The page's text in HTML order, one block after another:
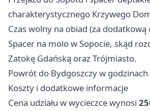
charakterystycznego Krzywego
Czas wolny na obiad (za dodatkową
Spacer na molo w Sopocie, skąd
Zatokę Gdańską oraz Trójmiasto.
Powrót do Bydgoszczy w
Koszty i dodatkowe informacje
Cena udziału w wycieczce wynosi